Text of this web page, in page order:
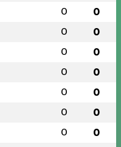
0 0
0 0
0 0
0 0
0 0
0 0
0 0